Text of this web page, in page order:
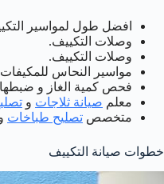
افضل طول لمواسير
وصلات التكييف.
وصلات التكييف.
مواسير النحاس
فحص كمية الغاز و
معلم صيانة ثلاجات و
متخصص تصليح طباخات
خطوات صيانة التكييف